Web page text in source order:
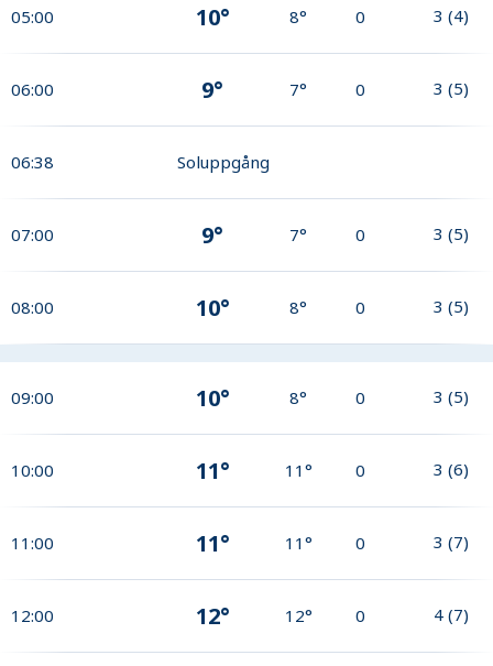
05:00 10° 8° 0 3 (4)
06:00 9° 7° 0 3 (5)
06:38 Soluppgång
07:00 9° 7° 0 3 (5)
08:00 10° 8° 0 3 (5)
09:00 10° 8° 0 3 (5)
10:00 11° 11° 0 3 (6)
11:00 11° 11° 0 3 (7)
12:00 12° 12° 0 4 (7)